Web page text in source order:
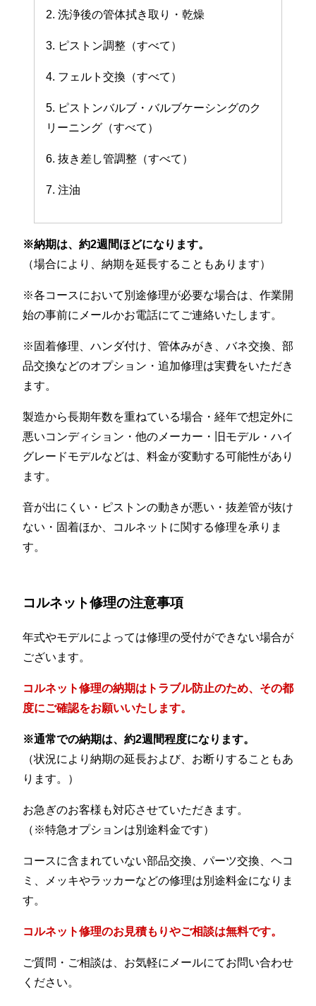
2. 洗浄後の管体拭き取り・乾燥
3. ピストン調整（すべて）
4. フェルト交換（すべて）
5. ピストンバルブ・バルブケーシングのク
リーニング（すべて）
6. 抜き差し管調整（すべて）
7. 注油
※納期は、約2週間ほどになります。
（場合により、納期を延長することもあります）
※各コースにおいて別途修理が必要な場合は、作業開
始の事前にメールかお電話にてご連絡いたします。
※固着修理、ハンダ付け、管体みがき、バネ交換、部
品交換などのオプション・追加修理は実費をいただき
ます。
製造から長期年数を重ねている場合・経年で想定外に
悪いコンディション・他のメーカー・旧モデル・ハイ
グレードモデルなどは、料金が変動する可能性があり
ます。
音が出にくい・ピストンの動きが悪い・抜差管が抜け
ない・固着ほか、コルネットに関する修理を承りま
す。
コルネット修理の注意事項
年式やモデルによっては修理の受付ができない場合が
ございます。
コルネット修理の納期はトラブル防止のため、その都
度にご確認をお願いいたします。
※通常での納期は、約2週間程度になります。
（状況により納期の延長および、お断りすることもあ
ります。）
お急ぎのお客様も対応させていただきます。
（※特急オプションは別途料金です）
コースに含まれていない部品交換、パーツ交換、ヘコ
ミ、メッキやラッカーなどの修理は別途料金になりま
す。
コルネット修理のお見積もりやご相談は無料です。
ご質問・ご相談は、お気軽にメールにてお問い合わせ
ください。